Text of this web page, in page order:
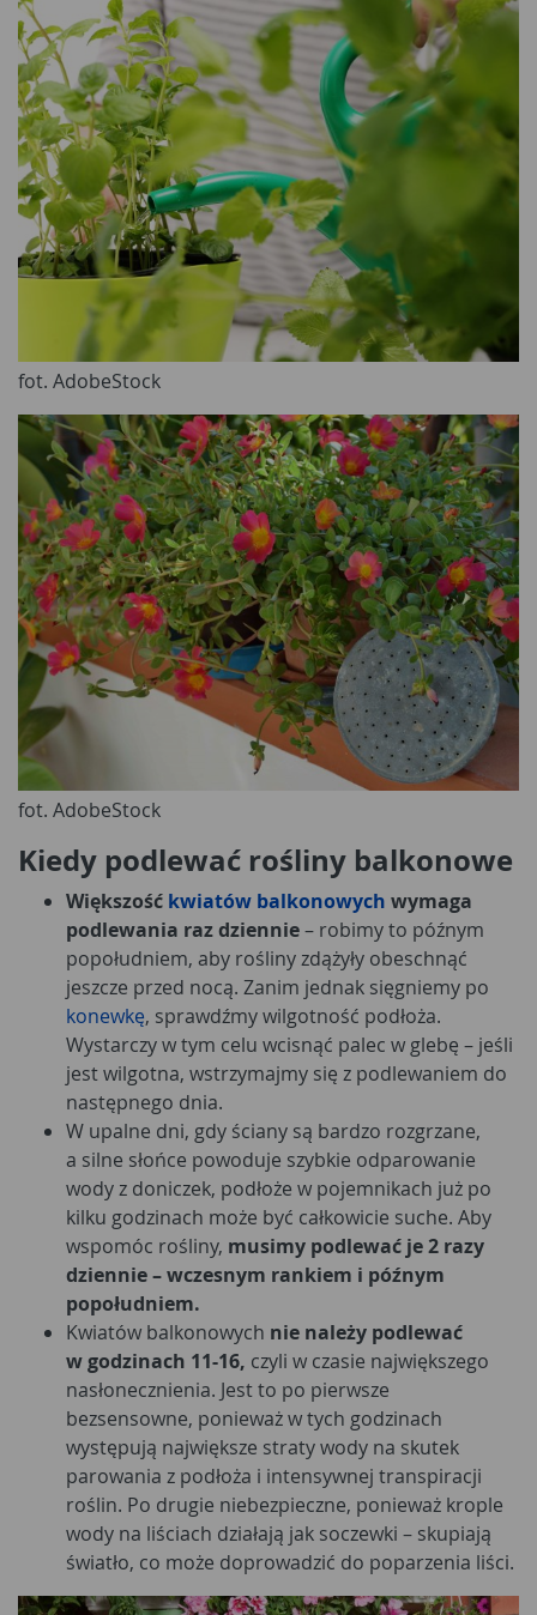
fot. AdobeStock
fot. AdobeStock
Kiedy podlewać rośliny balkonowe
Większość kwiatów balkonowych wymaga
podlewania raz dziennie– robimy to późnym
popołudniem, aby rośliny zdążyły obeschnąć
jeszcze przed nocą. Zanim jednak sięgniemy po
konewkę, sprawdźmy wilgotność podłoża.
Wystarczy w tym celu wcisnąć palec w glebę – jeśli
jest wilgotna, wstrzymajmy się z podlewaniem do
następnego dnia.
W upalne dni, gdy ściany są bardzo rozgrzane,
a silne słońce powoduje szybkie odparowanie
wody z doniczek, podłoże w pojemnikach już po
kilku godzinach może być całkowicie suche. Aby
wspomóc rośliny, musimy podlewać je 2 razy
dziennie – wczesnym rankiem i późnym
popołudniem.
Kwiatów balkonowych nie należy podlewać
w godzinach 11-16, czyli w czasie największego
nasłonecznienia. Jest to po pierwsze
bezsensowne, ponieważ w tych godzinach
występują największe straty wody na skutek
parowania z podłoża i intensywnej transpiracji
roślin. Po drugie niebezpieczne, ponieważ krople
wody na liściach działają jak soczewki – skupiają
światło, co może doprowadzić do poparzenia liści.